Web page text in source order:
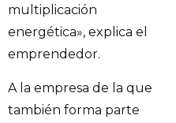
multiplicación
energética», explica el
emprendedor.
A la empresa de la que
también forma parte